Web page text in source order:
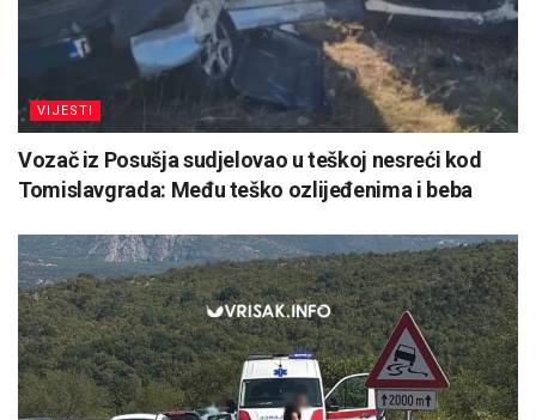
VIJESTI
Vozač iz Posušja sudjelovao u teškoj nesreći kod
Tomislavgrada: Među teško ozlijeđenima i beba